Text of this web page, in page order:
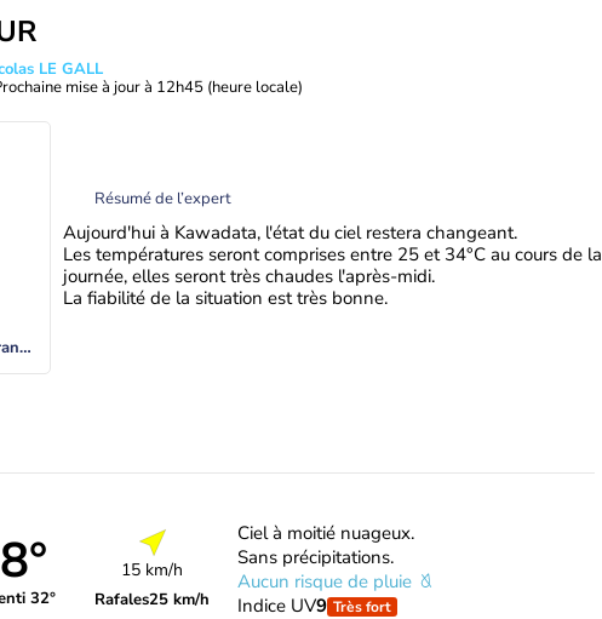
LE GALL
mise à jour à 12h45 (heure locale)
Actualités Météo à l'étranger
Résumé de l’expert
Aujourd'hui à Kawadata, l'état du ciel restera changeant.
Les températures seront comprises entre 25 et 34°C au cours de la
journée, elles seront très chaudes l'après-midi.
La fiabilité de la situation est très bonne.
32°
15 km/h
Rafales25 km/h
Ciel à moitié nuageux.
Sans précipitations.
Aucun risque de pluie
Indice UV9 Très fort